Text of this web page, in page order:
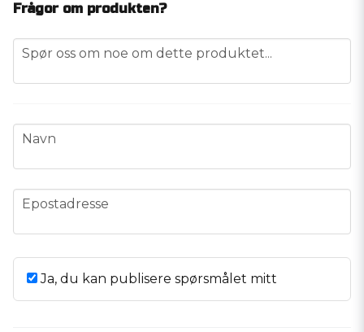
Frågor om produkten?
question
Spør oss om noe om dette produktet...
name
Navn
email
Epostadresse
Ja, du kan publisere spørsmålet mitt